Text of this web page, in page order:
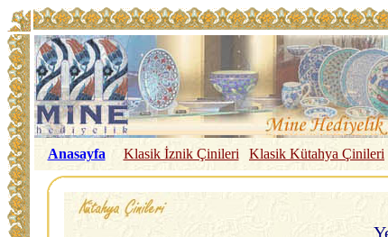
Anasayfa Klasik İznik Çinileri Klasik Kütahya Çinileri